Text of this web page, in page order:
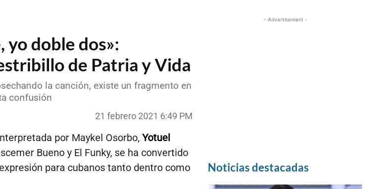
yo doble dos»:
de Patria y Vida
la canción, existe un fragmento en
confusión
21 febrero 2021 6:49 PM
por Maykel Osorbo, Yotuel
Bueno y El Funky, se ha convertido
para cubanos tanto dentro como
- Advertisement -
Noticias destacadas